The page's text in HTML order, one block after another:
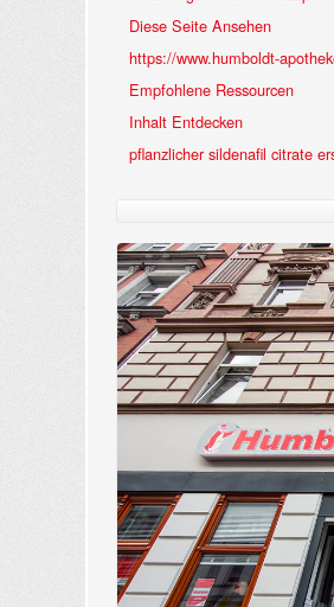
Diese Seite Ansehen
https://www.humboldt-
Empfohlene Ressourcen
Inhalt Entdecken
pflanzlicher sildenafil citrate